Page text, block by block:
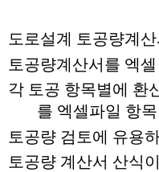
도로설계 토공량계
토공량계산서를 엑
각 토공 항목별에 환
를 엑셀파일 항
토공량 검토에 유용
토공량 계산서 산식